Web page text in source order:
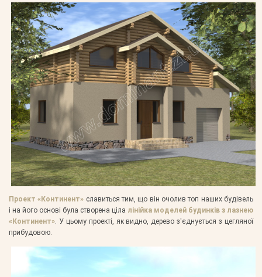
Проект «Континент» славиться тим, що він очолив топ наших будівель
і на його основі була створена ціла лінійка моделей будинків з лазнею
«Континент». У цьому проекті, як видно, дерево з'єднується з цегляної
прибудовою.